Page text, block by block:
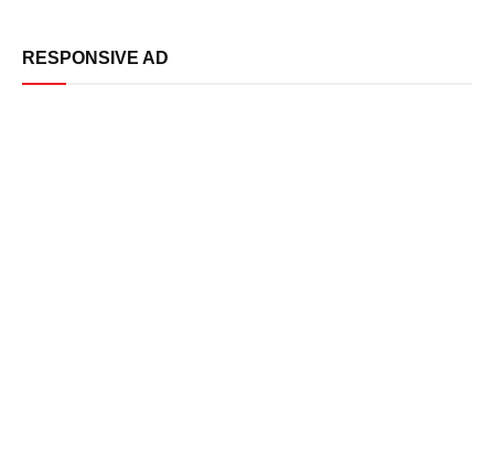
RESPONSIVE AD